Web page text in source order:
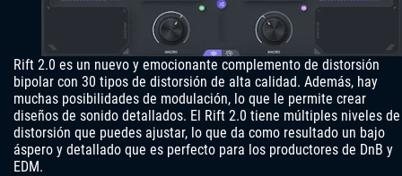
Rift 2.0 es un nuevo y emocionante complemento de distorsión
bipolar con 30 tipos de distorsión de alta calidad. Además, hay
muchas posibilidades de modulación, lo que le permite crear
diseños de sonido detallados. El Rift 2.0 tiene múltiples niveles de
distorsión que puedes ajustar, lo que da como resultado un bajo
áspero y detallado que es perfecto para los productores de DnB y
EDM.